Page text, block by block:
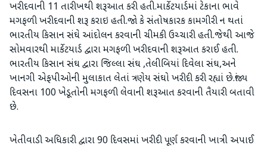
ખરીદવાની 11 તારીખથી શરૂઆત કરી હતી.માર્કેટયાર્ડમાં ટેકાના ભાવે
મગફળી ખરીદવાની શરૂ કરાઇ હતી.જો કે સંતોષકારક કામગીરી ન થતાં
ભારતીય કિસાન સંઘે આંદોલન કરવાની ચીમકી ઉચ્ચારી હતી.જેથી આજે
સોમવારથી માર્કેટયાર્ડ દ્વારા મગફળી ખરીદવાની શરૂઆત કરાઈ હતી.
ભારતીય કિસાન સંઘ દ્વારા જિલ્લા સંઘ ,તેલીબિયાં દિવેલા સંઘ,અને
ખાનગી એફપીઓની મુલાકાત લેતાં ત્રણેય સંઘો ખરીદી કરી રહ્યાં છે.જ્યાં
દિવસના 100 ખેડૂતોની મગફળી લેવાની શરૂઆત કરવાની તૈયારી બતાવી
છે.
ખેતીવાડી અધિકારી દ્વારા 90 દિવસમાં ખરીદી પૂર્ણ કરવાની ખાત્રી અપાઈ